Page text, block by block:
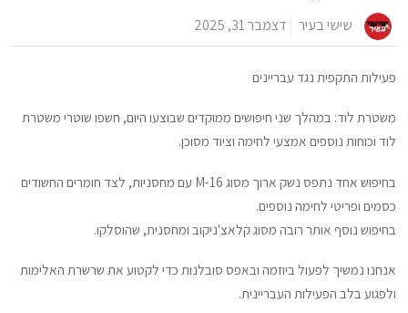
שישי בעיר דצמבר 31, 2025
פעילות התקפית נגד עבריינים
משטרת לוד: במהלך שני חיפושים ממוקדים שבוצעו היום, חשפו שוטרי משטרת
לוד וכוחות נוספים אמצעי לחימה וציוד מסוכן.
בחיפוש אחד נתפס נשק ארוך מסוג M-16 עם מחסניות, לצד חומרים החשודים
כסמים ופריטי לחימה נוספים.
בחיפוש נוסף אותר רובה מסוג קלאצ'ניקוב ומחסנית, שהוסלקו.
אנחנו נמשיך לפעול ביוזמה ובאפס סובלנות כדי לקטוע את שרשרת האלימות
ולפגוע בלב הפעילות העבריינית.